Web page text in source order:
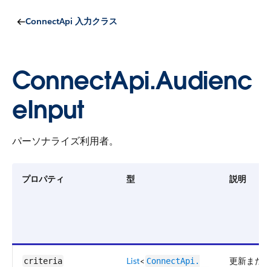
ConnectApi 入力クラス
ConnectApi.Audienc
eInput
パーソナライズ利用者。
プロパティ 型 説明
criteria List< ConnectApi.​
更新また